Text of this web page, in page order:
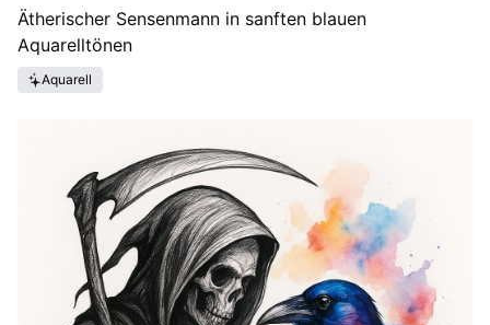
Ätherischer Sensenmann in sanften blauen
Aquarelltönen
Aquarell